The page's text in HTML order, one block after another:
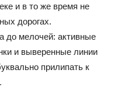
и в то же время не
дорогах.
до мелочей: активные
и выверенные линии
прилипать к